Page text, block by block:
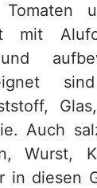
mit
Auch
Wurst,
in diesen